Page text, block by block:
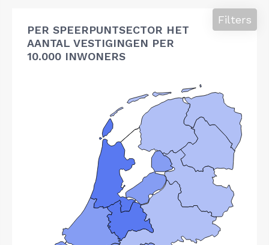
PER SPEERPUNTSECTOR HET
AANTAL VESTIGINGEN PER
10.000 INWONERS
Filters